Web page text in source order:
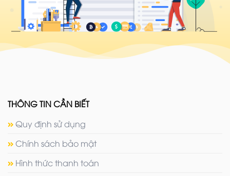
THÔNG TIN CẦN BIẾT
Quy định sử dụng
Chính sách bảo mật
Hình thức thanh toán